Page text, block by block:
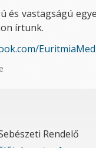
és vastagságú
írtunk.
Rendelő